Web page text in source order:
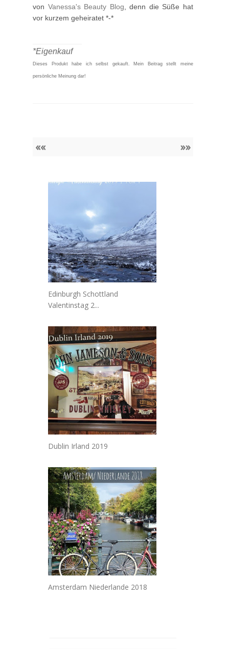
von Vanessa's Beauty Blog , denn die Süße hat
vor kurzem geheiratet *-*
*Eigenkauf
Dieses Produkt habe ich selbst gekauft. Mein Beitrag stellt meine
persönliche Meinung dar!
«« »»
Edinburgh Schottland
Valentinstag 2...
Dublin Irland 2019
Amsterdam Niederlande 2018